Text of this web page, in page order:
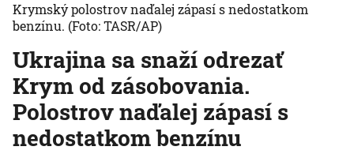
Ukrajina sa snaží odrezať
Krym od zásobovania.
Polostrov naďalej zápasí s
nedostatkom benzínu
Krymský polostrov naďalej zápasí s nedostatkom
benzínu. (Foto: TASR/AP)